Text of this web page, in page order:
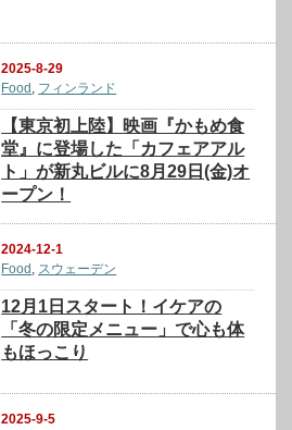
2025-8-29
Food , フィンランド
【東京初上陸】映画『かもめ食
堂』に登場した「カフェアアル
ト」が新丸ビルに8月29日(金)オ
ープン！
2024-12-1
Food , スウェーデン
12月1日スタート！イケアの
「冬の限定メニュー」で心も体
もほっこり
2025-9-5